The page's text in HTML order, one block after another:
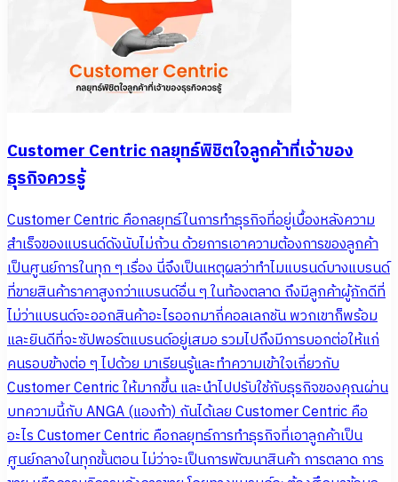
Customer Centric กลยุทธ์พิชิตใจลูกค้าที่เจ้าของ
ธุรกิจควรรู้
Customer Centric คือกลยุทธ์ในการทำธุรกิจที่อยู่เบื้องหลังความ
สำเร็จของแบรนด์ดังนับไม่ถ้วน ด้วยการเอาความต้องการของลูกค้า
เป็นศูนย์การในทุก ๆ เรื่อง นี่จึงเป็นเหตุผลว่าทำไมแบรนด์บางแบรนด์
ที่ขายสินค้าราคาสูงกว่าแบรนด์อื่น ๆ ในท้องตลาด ถึงมีลูกค้าผู้ภักดีที่
ไม่ว่าแบรนด์จะออกสินค้าอะไรออกมากี่คอลเลกชัน พวกเขาก็พร้อม
และยินดีที่จะซัปพอร์ตแบรนด์อยู่เสมอ รวมไปถึงมีการบอกต่อให้แก่
คนรอบข้างต่อ ๆ ไปด้วย มาเรียนรู้และทำความเข้าใจเกี่ยวกับ
Customer Centric ให้มากขึ้น และนำไปปรับใช้กับธุรกิจของคุณผ่าน
บทความนี้กับ ANGA (แองก้า) กันได้เลย Customer Centric คือ
อะไร Customer Centric คือกลยุทธ์การทำธุรกิจที่เอาลูกค้าเป็น
ศูนย์กลางในทุกขั้นตอน ไม่ว่าจะเป็นการพัฒนาสินค้า การตลาด การ